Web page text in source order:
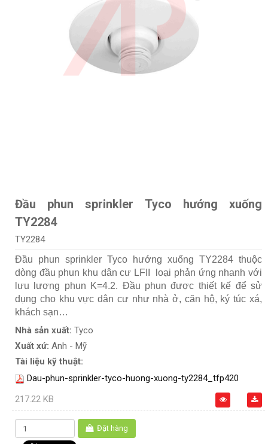
Đầu phun sprinkler Tyco hướng xuống
TY2284
TY2284
Đầu phun sprinkler Tyco hướng xuống TY2284 thuộc
dòng đầu phun khu dân cư LFII loại phản ứng nhanh với
lưu lượng phun K=4.2. Đầu phun được thiết kế để sử
dụng cho khu vực dân cư như nhà ở, căn hộ, ký túc xá,
khách sạn…
Nhà sản xuất: Tyco
Xuất xứ: Anh - Mỹ
Tài liệu kỹ thuật:
Dau-phun-sprinkler-tyco-huong-xuong-ty2284_tfp420
217.22 KB
Đặt hàng